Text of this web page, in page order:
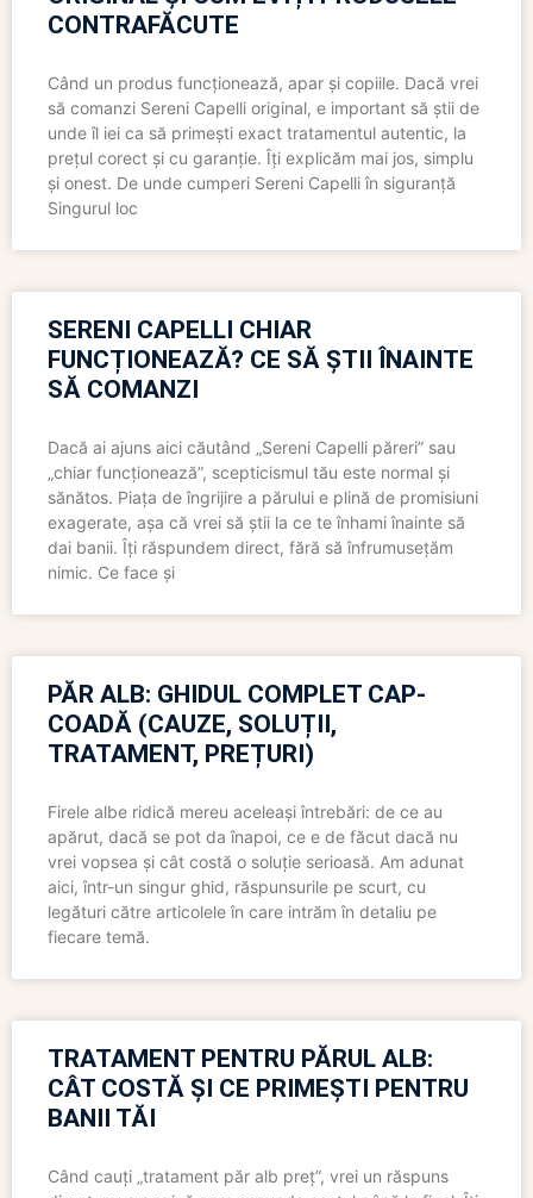
CONTRAFĂCUTE
Când un produs funcționează, apar și copiile. Dacă vrei
să comanzi Sereni Capelli original, e important să știi de
unde îl iei ca să primești exact tratamentul autentic, la
prețul corect și cu garanție. Îți explicăm mai jos, simplu
și onest. De unde cumperi Sereni Capelli în siguranță
Singurul loc
SERENI CAPELLI CHIAR
FUNCȚIONEAZĂ? CE SĂ ȘTII ÎNAINTE
SĂ COMANZI
Dacă ai ajuns aici căutând „Sereni Capelli păreri” sau
„chiar funcționează”, scepticismul tău este normal și
sănătos. Piața de îngrijire a părului e plină de promisiuni
exagerate, așa că vrei să știi la ce te înhami înainte să
dai banii. Îți răspundem direct, fără să înfrumusețăm
nimic. Ce face și
PĂR ALB: GHIDUL COMPLET CAP-
COADĂ (CAUZE, SOLUȚII,
TRATAMENT, PREȚURI)
Firele albe ridică mereu aceleași întrebări: de ce au
apărut, dacă se pot da înapoi, ce e de făcut dacă nu
vrei vopsea și cât costă o soluție serioasă. Am adunat
aici, într-un singur ghid, răspunsurile pe scurt, cu
legături către articolele în care intrăm în detaliu pe
fiecare temă.
TRATAMENT PENTRU PĂRUL ALB:
CÂT COSTĂ ȘI CE PRIMEȘTI PENTRU
BANII TĂI
Când cauți „tratament păr alb preț”, vrei un răspuns